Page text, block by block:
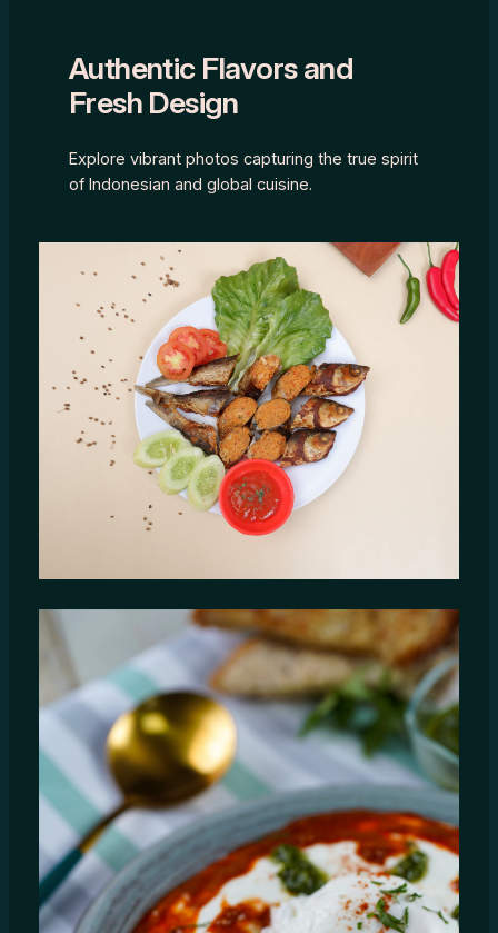
Authentic Flavors and
Fresh Design
Explore vibrant photos capturing the true spirit
of Indonesian and global cuisine.